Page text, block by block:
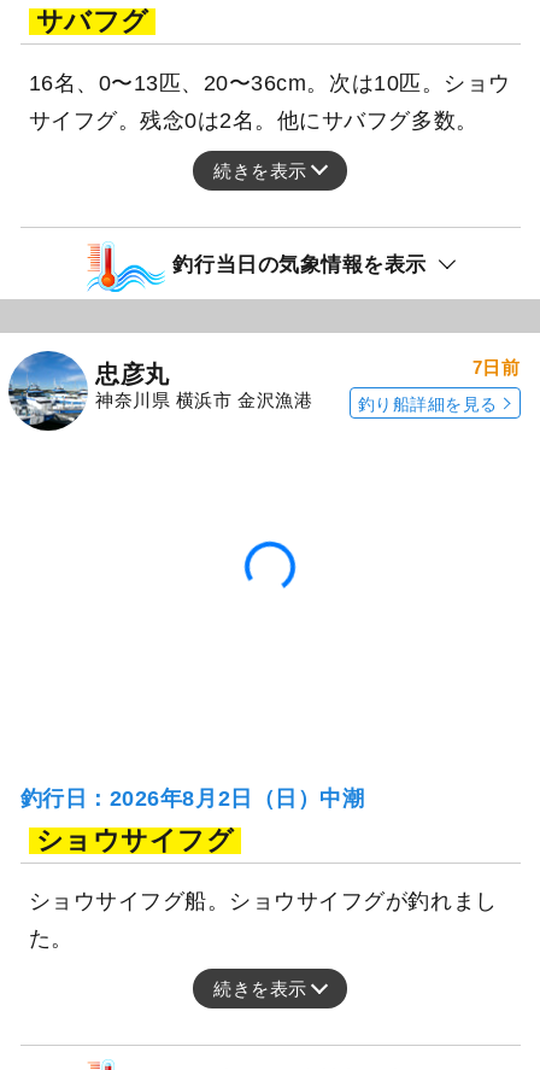
サバフグ
16名、0〜13匹、20〜36cm。次は10匹。ショウ
サイフグ。残念0は2名。他にサバフグ多数。
続きを表示
釣行当日の気象情報を表示
忠彦丸
神奈川県 横浜市 金沢漁港
7日前
釣り船詳細を見る
釣行日：2026年8月2日（日）中潮
ショウサイフグ
ショウサイフグ船。ショウサイフグが釣れまし
た。
続きを表示